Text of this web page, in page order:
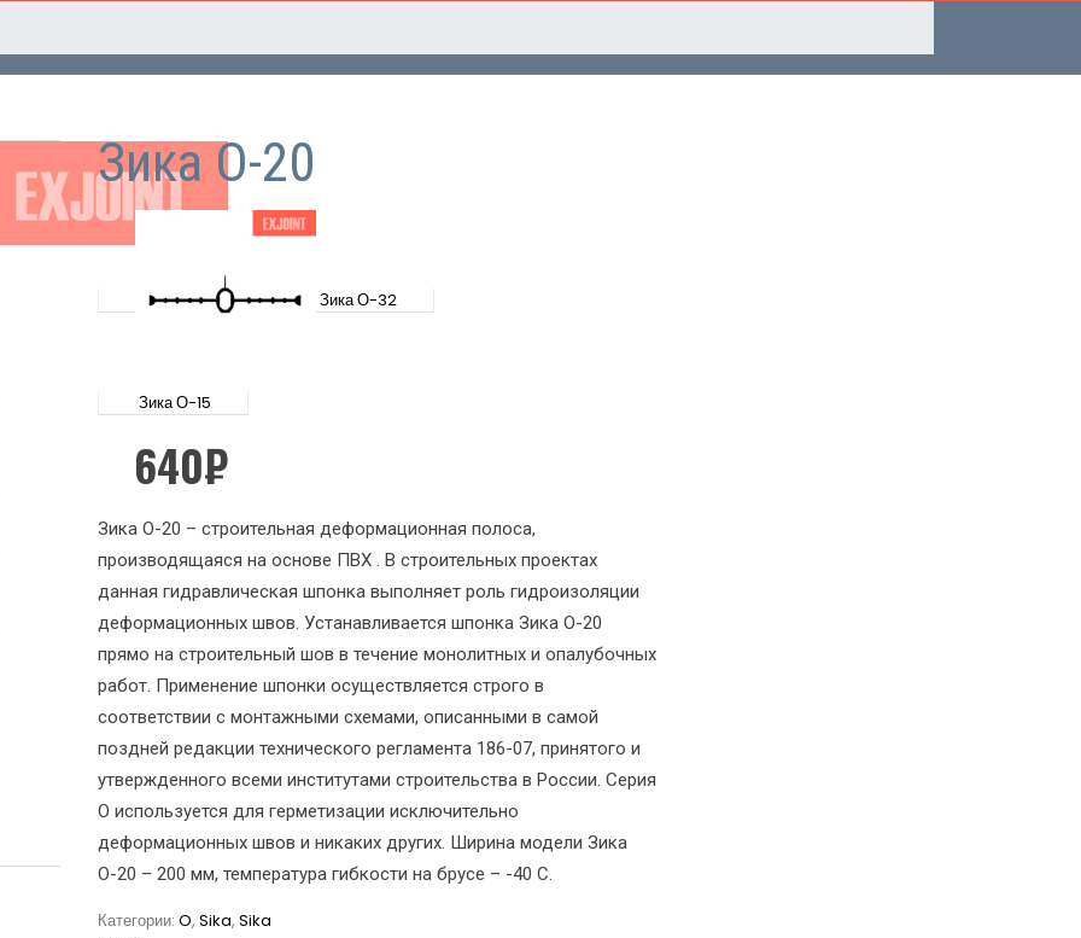
Зика О-20
Зика О-32
Зика О-15
640₽
Зика О-20 – строительная деформационная полоса,
производящаяся на основе ПВХ . В строительных проектах
данная гидравлическая шпонка выполняет роль гидроизоляции
деформационных швов. Устанавливается шпонка Зика О-20
прямо на строительный шов в течение монолитных и опалубочных
работ. Применение шпонки осуществляется строго в
соответствии с монтажными схемами, описанными в самой
поздней редакции технического регламента 186-07, принятого и
утвержденного всеми институтами строительства в России. Серия
O используется для герметизации исключительно
деформационных швов и никаких других. Ширина модели Зика
О-20 – 200 мм, температура гибкости на брусе – -40 С.
Категории: O, Sika, Sika